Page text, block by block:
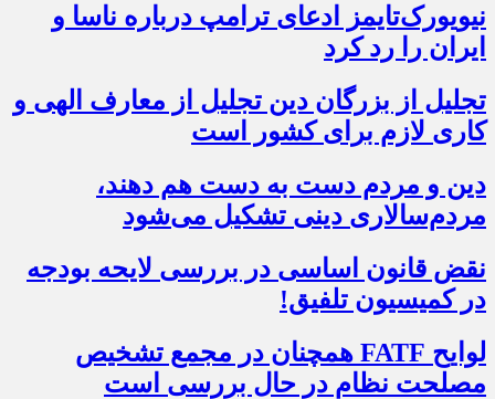
نیویورک‌تایمز ادعای ترامپ درباره ناسا و
ایران را رد کرد
تجلیل از بزرگان دین تجلیل از معارف الهی و
کاری لازم برای کشور است
دین و مردم دست به‌ دست هم دهند،
مردم‌سالاری دینی تشکیل می‌شود
نقض قانون اساسی در بررسی لایحه بودجه
در کمیسیون تلفیق!
لوایح FATF همچنان در مجمع تشخیص
مصلحت نظام در حال بررسی است